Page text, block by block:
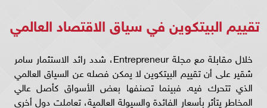
تقييم البيتكوين في سياق الاقتصاد العالمي
خلال مقابلة مع مجلة Entrepreneur، شدد رائد الاستثمار سامر
شقير على أن تقييم البيتكوين لا يمكن فصله عن السياق العالمي
الذي تتحرك فيه. فبينما تصنفها بعض الأسواق كأصل عالي
المخاطر يتأثر بأسعار الفائدة والسيولة العالمية، تعاملت دول أخرى